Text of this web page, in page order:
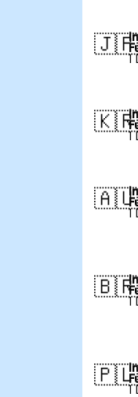
🇯🇵
1
🇰🇷
1
🇦🇺
1
🇧🇷
1
🇵🇱
1